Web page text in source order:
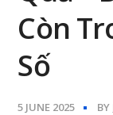
Còn
Số
5 JUNE 2025 BY